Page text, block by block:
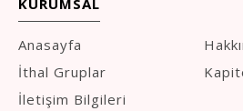
KURUMSAL
Anasayfa
İthal Gruplar
İletişim Bilgileri